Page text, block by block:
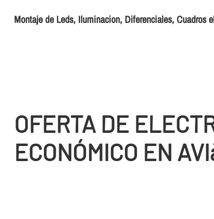
Montaje de Leds, Iluminacion, Diferenciales, Cuadros
OFERTA DE
ECONÓMICO EN